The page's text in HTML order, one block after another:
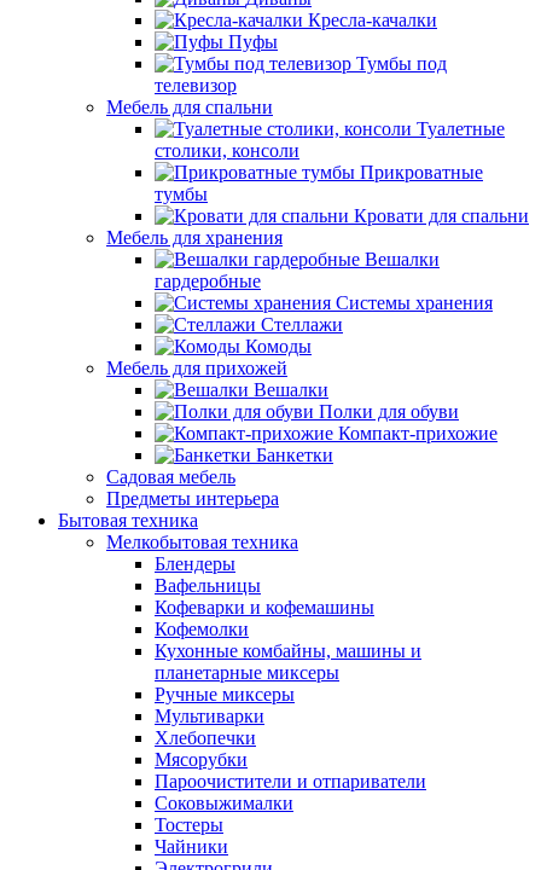
Кресла-качалки
Пуфы
Тумбы под
телевизор
Мебель для спальни
Туалетные
столики, консоли
Прикроватные
тумбы
Кровати для спальни
Мебель для хранения
Вешалки
гардеробные
Системы хранения
Стеллажи
Комоды
Мебель для прихожей
Вешалки
Полки для обуви
Компакт-прихожие
Банкетки
Садовая мебель
Предметы интерьера
Бытовая техника
Мелкобытовая техника
Блендеры
Вафельницы
Кофеварки и кофемашины
Кофемолки
Кухонные комбайны, машины и
планетарные миксеры
Ручные миксеры
Мультиварки
Хлебопечки
Мясорубки
Пароочистители и отпариватели
Соковыжималки
Тостеры
Чайники